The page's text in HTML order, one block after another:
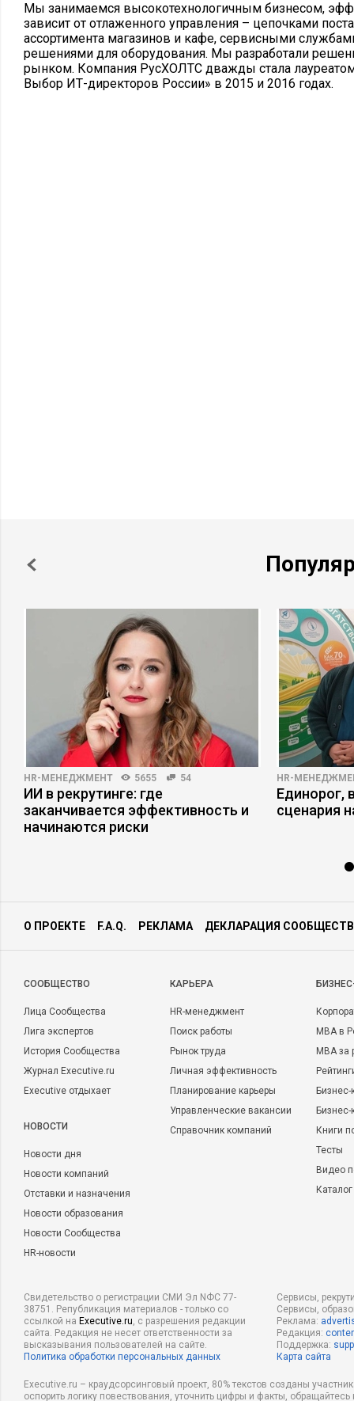
Мы занимаемся высокотехнологичным бизнесом,
зависит от отлаженного управления – цепочками
ассортимента магазинов и кафе, сервисными
решениями для оборудования. Мы разработали
рынком. Компания РусХОЛТС дважды стала
Выбор ИТ-директоров России» в 2015 и 2016 годах.
HR-МЕНЕДЖМЕНТ 5655 54
ИИ в рекрутинге: где
заканчивается эффективность и
начинаются риски
HR-
Единорог,
сценария
О ПРОЕКТЕ F.A.Q. РЕКЛАМА ДЕКЛАРАЦИЯ
CООБЩЕСТВО
Лица Сообщества
Лига экспертов
История Сообщества
Журнал Executive.ru
Executive отдыхает
НОВОСТИ
Новости дня
Новости компаний
Отставки и назначения
Новости образования
Новости Сообщества
HR-новости
КАРЬЕРА
HR-менеджмент
Поиск работы
Рынок труда
Личная эффективность
Планирование карьеры
Управленческие вакансии
Справочник компаний
MBA в
MBA
Бизнес-
Книги
Тесты
Видео
Свидетельство о регистрации СМИ Эл NФС 77-
38751. Републикация материалов - только со
ссылкой на Executive.ru, с разрешения редакции
сайта. Редакция не несет ответственности за
высказывания пользователей на сайте.
Политика обработки персональных данных
Сервисы,
Сервисы,
Реклама:
Редакция:
Поддержка:
Карта сайта
Executive.ru – краудсорсинговый проект, 80% текстов созданы
оспорить логику повествования, уточнить цифры и факты,